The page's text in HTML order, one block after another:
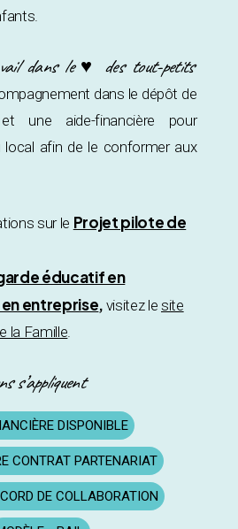
dans le ♥ des tout-petits
dans le dépôt de
une aide-financière pour
local afin de le conformer aux
sur le Projet pilote de
éducatif en
entreprise, visitez le site
la Famille.
s’appliquent
DISPONIBLE
CONTRAT PARTENARIAT
DE COLLABORATION